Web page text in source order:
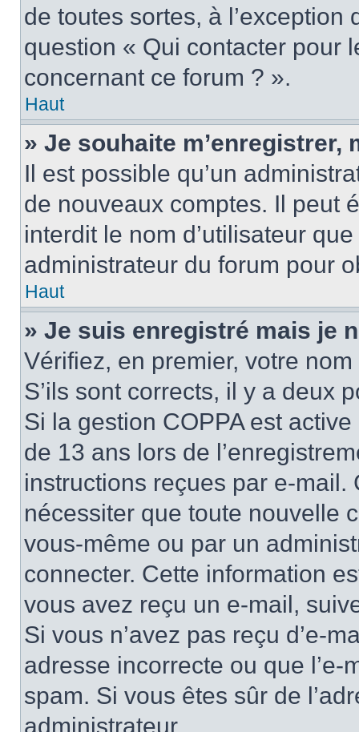
de toutes sortes, à
question « Qui contacter pour
concernant ce forum ? ».
Haut
» Je souhaite m’enregistrer,
Il est possible qu’un
de nouveaux comptes. Il peut
interdit le nom d’utilisateur
administrateur du forum pour
Haut
» Je suis enregistré mais je
Vérifiez, en premier, votre
S’ils sont corrects, il y a deux
Si la gestion COPPA est
de 13 ans lors de
instructions reçues par e-
nécessiter que toute nouvelle
vous-même ou par un
connecter. Cette information
vous avez reçu un e-mail,
Si vous n’avez pas reçu d’e-
adresse incorrecte ou que
spam. Si vous êtes sûr de
administrateur.